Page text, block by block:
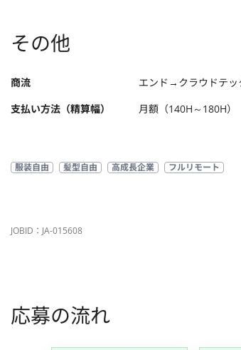
その他
商流
エンド→クラウドテッ
支払い方法（精算幅）
月額（140H～180H）
服装自由 髪型自由 高成長企業 フルリモート
JOBID：JA-015608
応募の流れ